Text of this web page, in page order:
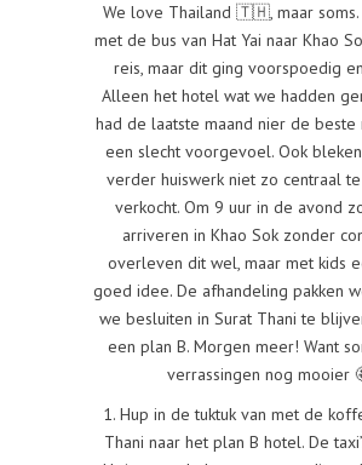
We love Thailand 🇹🇭, maar soms.
met de bus van Hat Yai naar Khao
reis, maar dit ging voorspoedig
Alleen het hotel wat we hadden
had de laatste maand nier de beste
een slecht voorgevoel. Ook
verder huiswerk niet zo centraal
verkocht. Om 9 uur in de avond
arriveren in Khao Sok zonder
overleven dit wel, maar met kids
goed idee. De afhandeling pakken
we besluiten in Surat Thani te
een plan B. Morgen meer! Want
verrassingen nog mooier
1. Hup in de tuktuk van met de
Thani naar het plan B hotel. De